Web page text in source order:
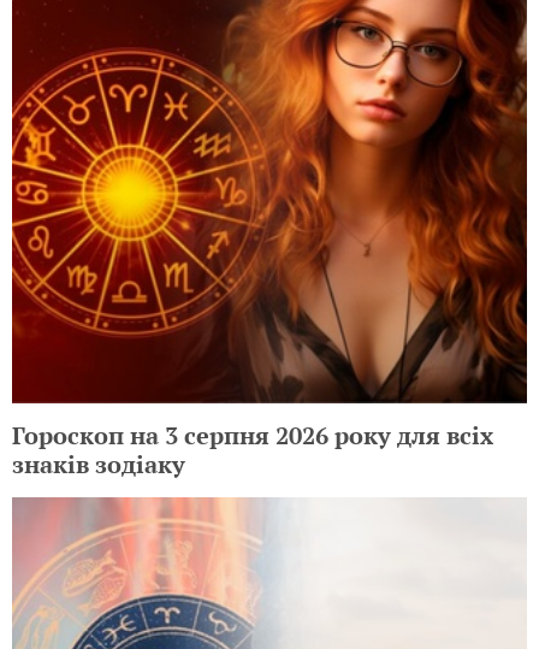
Гороскоп на 3 серпня 2026 року для всіх
знаків зодіаку